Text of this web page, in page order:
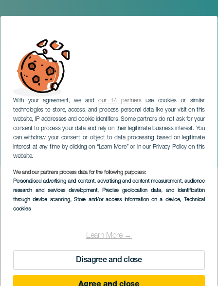
With your agreement, we andour 14 partnersuse cookies or similar
technologies to store, access, and process personal data like your visit on this
website, IP addresses and cookie identifiers. Some partners do not ask for your
consent to process your data and rely on their legitimate business interest. You
can withdraw your consent or object to data processing based on legitimate
interest at any time by clicking on “Learn More” or in our Privacy Policy on this
website.
We and our partners process data for the following purposes:
Personalised advertising and content, advertising and content measurement, audience
research and services development, Precise geolocation data, and identification
through device scanning, Store and/or access information on a device, Technical
cookies
Learn More →
Disagree and close
Festlichkeiten der
Jungfrau von El Socorro
GRAN CANARIA
Imagen
Listado